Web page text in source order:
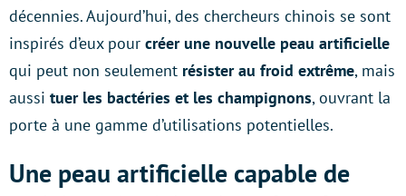
décennies. Aujourd’hui, des chercheurs chinois se sont
inspirés d’eux pour créer une nouvelle peau artificielle
qui peut non seulement résister au froid extrême, mais
aussi tuer les bactéries et les champignons, ouvrant la
porte à une gamme d’utilisations potentielles.
Une peau artificielle capable de